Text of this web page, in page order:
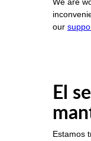
our
El
Estamos